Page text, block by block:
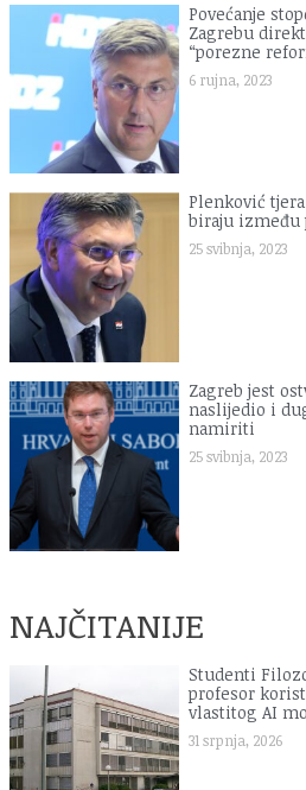
Povećanje
Zagrebu
“porezne
6 rujna, 2023
Plenković
biraju između
25 svibnja, 2023
Zagreb jest
naslijedio i
namiriti
25 svibnja, 2023
NAJČITANIJE
Studenti
profesor
vlastitog AI
31 srpnja, 2026